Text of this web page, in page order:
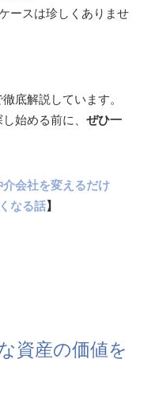
ースは珍しくありませ
徹底解説しています。
始める前に、 ぜひ一
会社を変えるだけ
なる話】
資産の価値を